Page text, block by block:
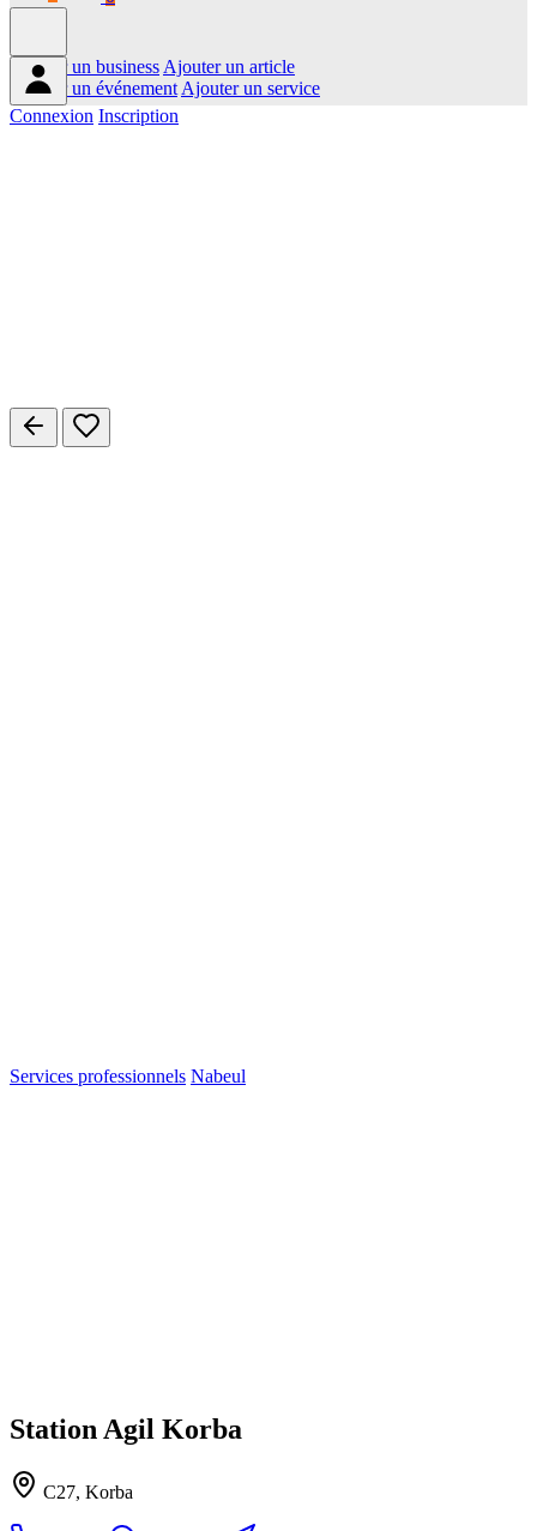
Ajouter un business Ajouter un article
Ajouter un événement Ajouter un service
Connexion Inscription
Services professionnels Nabeul
Station Agil Korba
C27, Korba